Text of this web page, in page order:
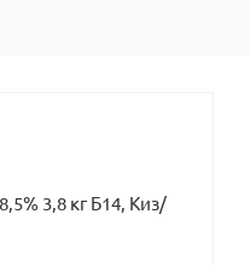
3,8 кг Б14, Киз/